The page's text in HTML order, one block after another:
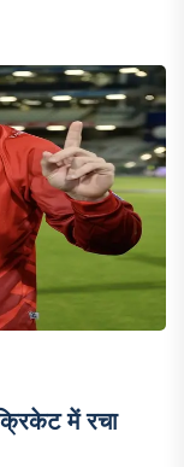
में रचा